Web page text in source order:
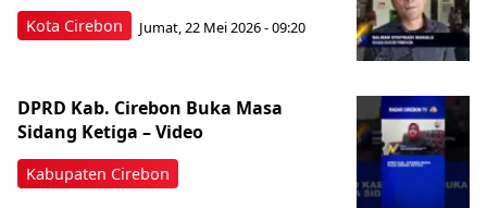
Kota Cirebon Jumat, 22 Mei 2026 - 09:20
Kabupaten Cirebon
DPRD Kab. Cirebon Buka Masa
Sidang Ketiga – Video